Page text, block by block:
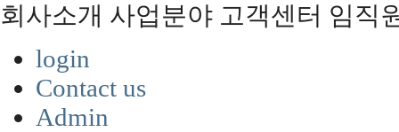
회사소개 사업분야 고객센터 임직
login
Contact us
Admin